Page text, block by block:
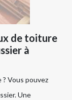
de toiture
à
Vous pouvez
Une